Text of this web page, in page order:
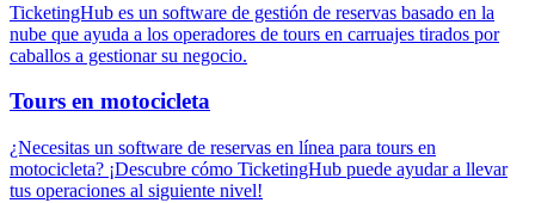
TicketingHub es un software de gestión de reservas basado en la
nube que ayuda a los operadores de tours en carruajes tirados por
caballos a gestionar su negocio.
Tours en motocicleta
¿Necesitas un software de reservas en línea para tours en
motocicleta? ¡Descubre cómo TicketingHub puede ayudar a llevar
tus operaciones al siguiente nivel!